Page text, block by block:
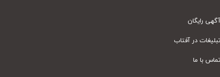
رایگان
در آفتاب
با ما